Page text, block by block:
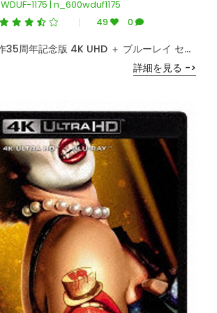
WDUF-1175 | n_600wduf1175
49 0
シザーハンズ 製作35周年記念版 4K UHD ＋ ブルーレイ セット（4K ULTRA HD＋ブルーレイ）
詳細を見る ->